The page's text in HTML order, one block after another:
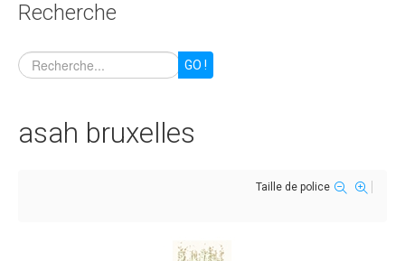
Recherche
GO !
asah bruxelles
Taille de police